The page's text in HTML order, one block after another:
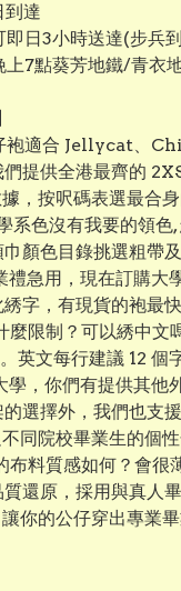
到達
即日3小時送達(步兵
上7點葵芳地鐵/青衣
袍適合 Jellycat、
提供全港最齊的
，按呎碼表選最合
系色沒有我要的領色,
顏色目錄挑選粗帶
禮急用，現在訂購大
字，有現貨的袍最
麼限制？可以綉中文
英文每行建議 12 個
學，你們有提供其他
選擇外，我們也支
同院校畢業生的個性
布料質感如何？會很
還原，採用與真人
你的公仔穿出專業畢